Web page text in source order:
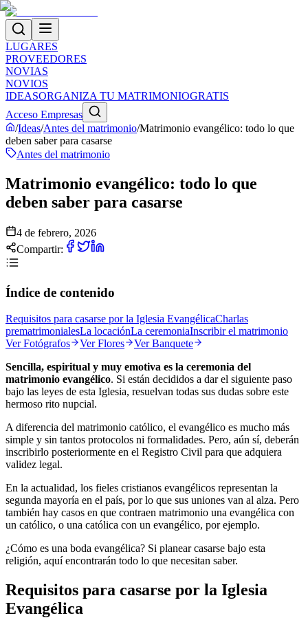
LUGARES
PROVEEDORES
NOVIAS
NOVIOS
IDEASORGANIZA TU MATRIMONIOGRATIS
Acceso Empresas
/Ideas/Antes del matrimonio/Matrimonio evangélico: todo lo que
deben saber para casarse
Antes del matrimonio
Matrimonio evangélico: todo lo que
deben saber para casarse
4 de febrero, 2026
Compartir:
Índice de contenido
Requisitos para casarse por la Iglesia EvangélicaCharlas
prematrimonialesLa locaciónLa ceremoniaInscribir el matrimonio
VerFotógrafos VerFlores VerBanquete
Sencilla, espiritual y muy emotiva es la ceremonia del
matrimonio evangélico. Si están decididos a dar el siguiente paso
bajo las leyes de esta Iglesia, resuelvan todas sus dudas sobre este
hermoso rito nupcial.
A diferencia del matrimonio católico, el evangélico es mucho más
simple y sin tantos protocolos ni formalidades. Pero, aún sí, deberán
inscribirlo posteriormente en el Registro Civil para que adquiera
validez legal.
En la actualidad, los fieles cristianos evangélicos representan la
segunda mayoría en el país, por lo que sus uniones van al alza. Pero
también hay casos en que contraen matrimonio una evangélica con
un católico, o una católica con un evangélico, por ejemplo.
¿Cómo es una boda evangélica? Si planear casarse bajo esta
religión, aquí encontrarán todo lo que necesitan saber.
Requisitos para casarse por la Iglesia
Evangélica